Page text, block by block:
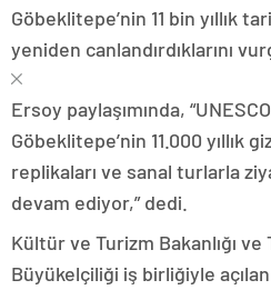
Göbeklitepe’nin 11 bin yıllık
yeniden canlandırdıklarını
Ersoy paylaşımında,
Göbeklitepe’nin 11.000 yıllık
replikaları ve sanal turlarla
devam ediyor,” dedi.
Kültür ve Turizm Bakanlığı ve
Büyükelçiliği iş birliğiyle